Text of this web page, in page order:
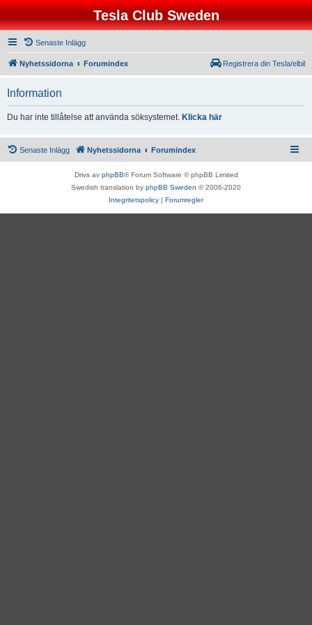
Tesla Club Sweden
Senaste Inlägg
Nyhetssidorna Forumindex Registrera din Tesla/elbil
Information
Du har inte tillåtelse att använda söksystemet. Klicka här
Senaste Inlägg Nyhetssidorna Forumindex
Drivs av phpBB® Forum Software © phpBB Limited
Swedish translation by phpBB Sweden © 2006-2020
Integritetspolicy | Forumregler